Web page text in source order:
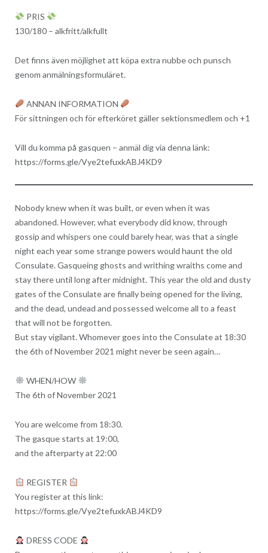
PRIS
130/180 – alkfritt/alkfullt
Det finns även möjlighet att köpa extra nubbe och punsch
genom anmälningsformuläret.
ANNAN INFORMATION
För sittningen och för efterköret gäller sektionsmedlem och +1
Vill du komma på gasquen – anmäl dig via denna länk:
https://forms.gle/Vye2tefuxkABJ4KD9
Nobody knew when it was built, or even when it was
abandoned. However, what everybody did know, through
gossip and whispers one could barely hear, was that a single
night each year some strange powers would haunt the old
Consulate. Gasqueing ghosts and writhing wraiths come and
stay there until long after midnight. This year the old and dusty
gates of the Consulate are finally being opened for the living,
and the dead, undead and possessed welcome all to a feast
that will not be forgotten.
But stay vigilant. Whomever goes into the Consulate at 18:30
the 6th of November 2021 might never be seen again…
WHEN/HOW
The 6th of November 2021
You are welcome from 18:30.
The gasque starts at 19:00,
and the afterparty at 22:00
REGISTER
You register at this link:
https://forms.gle/Vye2tefuxkABJ4KD9
DRESS CODE